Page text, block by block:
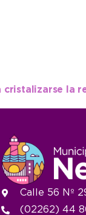
Calle 56 Nº
(02262) 44